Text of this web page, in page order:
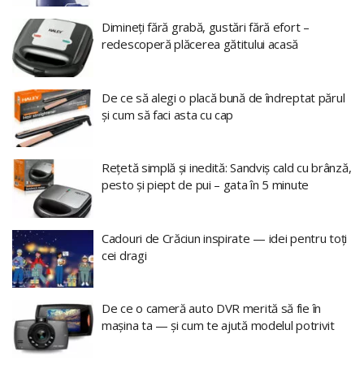
Dimineți fără grabă, gustări fără efort –
redescoperă plăcerea gătitului acasă
De ce să alegi o placă bună de îndreptat părul
și cum să faci asta cu cap
Rețetă simplă și inedită: Sandviș cald cu brânză,
pesto și piept de pui – gata în 5 minute
Cadouri de Crăciun inspirate — idei pentru toți
cei dragi
De ce o cameră auto DVR merită să fie în
mașina ta — și cum te ajută modelul potrivit